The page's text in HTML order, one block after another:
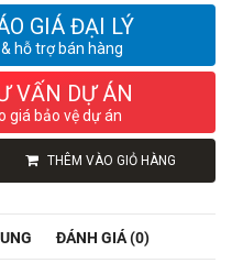
GIÁ ĐẠI LÝ
hỗ trợ bán hàng
VẤN DỰ ÁN
giá bảo vệ dự án
THÊM VÀO GIỎ HÀNG
ĐÁNH GIÁ (0)